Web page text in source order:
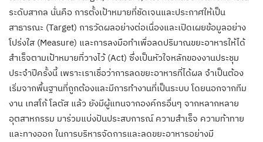
ระดับสากล นั่นคือ การตั้งเป้าหมายที่ชัดเจนและประกาศให้เป็น
สาธารณะ (Target) การวัดผลอย่างต่อเนื่องและเปิดเผยข้อมูลอย่าง
โปร่งใส (Measure) และการลงมือทำเพื่อลดปริมาณขยะอาหารให้ได้
สำเร็จตามเป้าหมายที่วางไว้ (Act) ซึ่งเป็นหัวใจหลักของงานประชุม
ประจำปีครั้งนี้ เพราะเราเชื่อว่าการลดขยะอาหารที่ได้ผล จำเป็นต้อง
เริ่มจากพื้นฐานที่ถูกต้องและมีการทำงานที่เป็นระบบ โดยนอกจากทีม
งาน เทสโก้ โลตัส แล้ว ยังมีผู้แทนจากองค์กรอื่นๆ จากหลากหลาย
อุตสาหกรรม มาร่วมแบ่งปันประสบการณ์ ความสำเร็จ ความท้าทาย
และทางออก ในการบริหารจัดการและลดขยะอาหารอย่างมี